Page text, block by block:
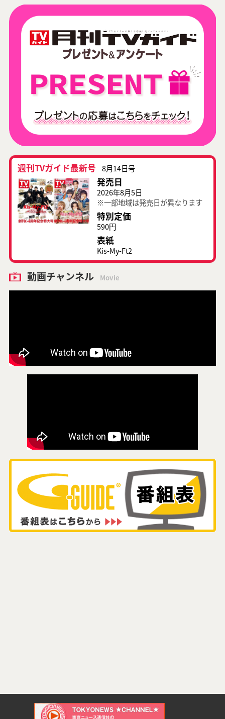
週刊TVガイド最新号 8月14日号
発売日
2026年8月5日
※一部地域は発売日が異なります
特別定価
590円
表紙
Kis-My-Ft2
動画チャンネル Movie